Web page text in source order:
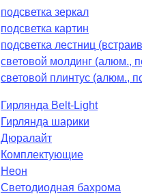
подсветка зеркал
подсветка картин
подсветка лестниц
световой молдинг (алюм.,
световой плинтус (алюм.,
Гирлянда Belt-Light
Гирлянда шарики
Дюралайт
Комплектующие
Неон
Светодиодная бахрома